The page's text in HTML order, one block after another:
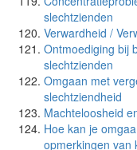
slechtzienden
Verwardheid /
Ontmoediging bij
slechtzienden
Omgaan met
slechtziendheid
Machteloosheid
Hoe kan je
opmerkingen van